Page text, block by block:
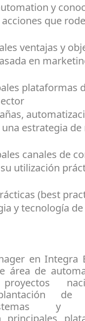
y
que
ventajas y
en
plataformas
estrategia
canales de
utilización
(best
y tecnología
en Integra
área de
de
y